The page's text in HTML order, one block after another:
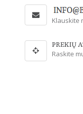
Klauskite
PREKIŲ
Raskite